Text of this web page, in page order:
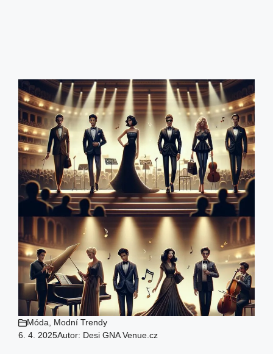
Móda
Modní Trendy
6. 4. 2025Autor: Desi GNA Venue.cz